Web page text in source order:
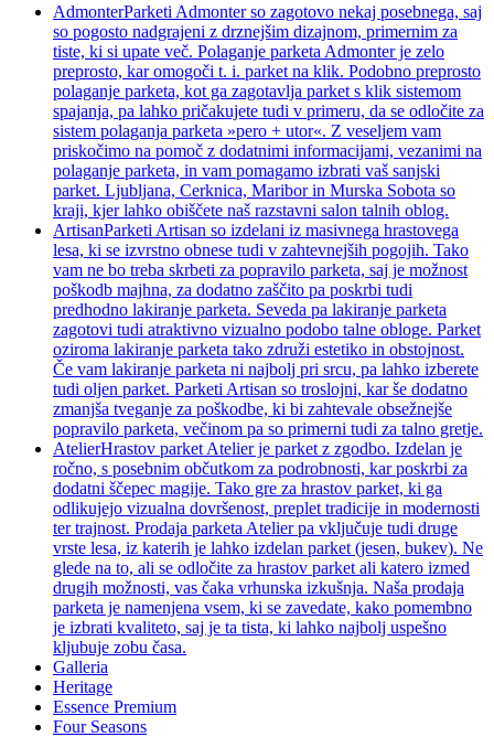
AdmonterParketi Admonter so zagotovo nekaj posebnega, saj
so pogosto nadgrajeni z drznejšim dizajnom, primernim za
tiste, ki si upate več. Polaganje parketa Admonter je zelo
preprosto, kar omogoči t. i. parket na klik. Podobno preprosto
polaganje parketa, kot ga zagotavlja parket s klik sistemom
spajanja, pa lahko pričakujete tudi v primeru, da se odločite za
sistem polaganja parketa »pero + utor«. Z veseljem vam
priskočimo na pomoč z dodatnimi informacijami, vezanimi na
polaganje parketa, in vam pomagamo izbrati vaš sanjski
parket. Ljubljana, Cerknica, Maribor in Murska Sobota so
kraji, kjer lahko obiščete naš razstavni salon talnih oblog.
ArtisanParketi Artisan so izdelani iz masivnega hrastovega
lesa, ki se izvrstno obnese tudi v zahtevnejših pogojih. Tako
vam ne bo treba skrbeti za popravilo parketa, saj je možnost
poškodb majhna, za dodatno zaščito pa poskrbi tudi
predhodno lakiranje parketa. Seveda pa lakiranje parketa
zagotovi tudi atraktivno vizualno podobo talne obloge. Parket
oziroma lakiranje parketa tako združi estetiko in obstojnost.
Če vam lakiranje parketa ni najbolj pri srcu, pa lahko izberete
tudi oljen parket. Parketi Artisan so troslojni, kar še dodatno
zmanjša tveganje za poškodbe, ki bi zahtevale obsežnejše
popravilo parketa, večinom pa so primerni tudi za talno gretje.
AtelierHrastov parket Atelier je parket z zgodbo. Izdelan je
ročno, s posebnim občutkom za podrobnosti, kar poskrbi za
dodatni ščepec magije. Tako gre za hrastov parket, ki ga
odlikujejo vizualna dovršenost, preplet tradicije in modernosti
ter trajnost. Prodaja parketa Atelier pa vključuje tudi druge
vrste lesa, iz katerih je lahko izdelan parket (jesen, bukev). Ne
glede na to, ali se odločite za hrastov parket ali katero izmed
drugih možnosti, vas čaka vrhunska izkušnja. Naša prodaja
parketa je namenjena vsem, ki se zavedate, kako pomembno
je izbrati kvaliteto, saj je ta tista, ki lahko najbolj uspešno
kljubuje zobu časa.
Galleria
Heritage
Essence Premium
Four Seasons